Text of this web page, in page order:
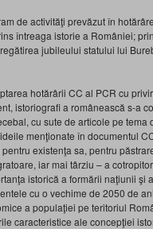
de activităţi prevăzut în
întreaga istorie a României;
jubileului statului lui
hotărârii CC al PCR cu
istoriografi a românească s-a
cu sute de articole pe tema
menţionate în documentul
existenţa sa, pentru
iar mai târziu – a
istorică a formării naţiunii şi
cu o vechime de 2050 de
a populaţiei pe teritoriul
caracteristice ale concepţiei